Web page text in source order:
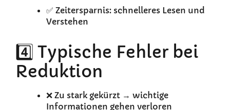
✅ Zeitersparnis: schnelleres Lesen und
Verstehen
4️⃣ Typische Fehler bei
Reduktion
❌ Zu stark gekürzt → wichtige
Informationen gehen verloren